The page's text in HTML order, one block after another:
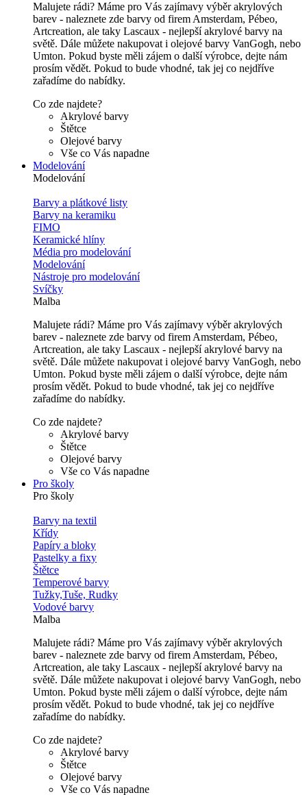
Malujete rádi? Máme pro Vás zajímavy výběr akrylových
barev - naleznete zde barvy od firem Amsterdam, Pébeo,
Artcreation, ale taky Lascaux - nejlepší akrylové barvy na
světě. Dále můžete nakupovat i olejové barvy VanGogh, nebo
Umton. Pokud byste měli zájem o další výrobce, dejte nám
prosím vědět. Pokud to bude vhodné, tak jej co nejdříve
zařadíme do nabídky.
Co zde najdete?
Akrylové barvy
Štětce
Olejové barvy
Vše co Vás napadne
Modelování
Modelování
Barvy a plátkové listy
Barvy na keramiku
FIMO
Keramické hlíny
Média pro modelování
Modelování
Nástroje pro modelování
Svíčky
Malba
Malujete rádi? Máme pro Vás zajímavy výběr akrylových
barev - naleznete zde barvy od firem Amsterdam, Pébeo,
Artcreation, ale taky Lascaux - nejlepší akrylové barvy na
světě. Dále můžete nakupovat i olejové barvy VanGogh, nebo
Umton. Pokud byste měli zájem o další výrobce, dejte nám
prosím vědět. Pokud to bude vhodné, tak jej co nejdříve
zařadíme do nabídky.
Co zde najdete?
Akrylové barvy
Štětce
Olejové barvy
Vše co Vás napadne
Pro školy
Pro školy
Barvy na textil
Křídy
Papíry a bloky
Pastelky a fixy
Štětce
Temperové barvy
Tužky,Tuše, Rudky
Vodové barvy
Malba
Malujete rádi? Máme pro Vás zajímavy výběr akrylových
barev - naleznete zde barvy od firem Amsterdam, Pébeo,
Artcreation, ale taky Lascaux - nejlepší akrylové barvy na
světě. Dále můžete nakupovat i olejové barvy VanGogh, nebo
Umton. Pokud byste měli zájem o další výrobce, dejte nám
prosím vědět. Pokud to bude vhodné, tak jej co nejdříve
zařadíme do nabídky.
Co zde najdete?
Akrylové barvy
Štětce
Olejové barvy
Vše co Vás napadne